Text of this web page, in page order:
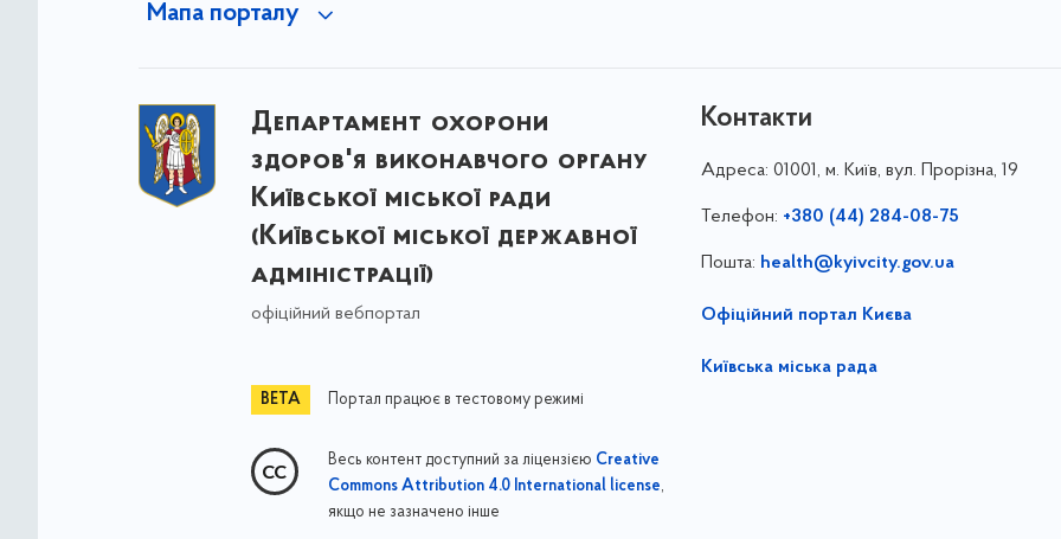
Мапа порталу
Департамент охорони
здоров'я виконавчого органу
Київської міської ради
(Київської міської державної
адміністрації)
офіційний вебпортал
Портал працює в тестовому режимі
Весь контент доступний за ліцензією Creative
Commons Attribution 4.0 International license,
якщо не зазначено інше
Контакти
Адреса: 01001, м. Київ, вул. Прорізна, 19
Телефон: +380 (44) 284-08-75
Пошта: health@kyivcity.gov.ua
Офіційний портал Києва
Київська міська рада